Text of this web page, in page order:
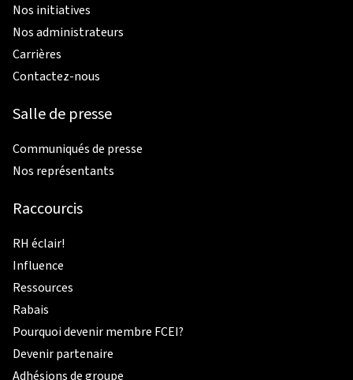
Nos initiatives
Nos administrateurs
Carrières
Contactez-nous
Salle de presse
Communiqués de presse
Nos représentants
Raccourcis
RH éclair!
Influence
Ressources
Rabais
Pourquoi devenir membre FCEI?
Devenir partenaire
Adhésions de groupe